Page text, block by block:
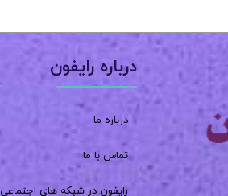
درباره رایفون
درباره ما
تماس با ما
رایفون در شبکه های اجتماعی